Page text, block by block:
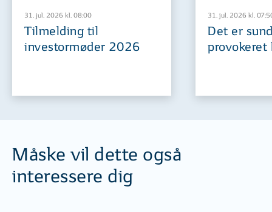
31. jul. 2026 kl. 08:00
Tilmelding til
investormøder 2026
31. jul. 2026 kl.
Det er
provokeret
Måske vil dette også
interessere dig